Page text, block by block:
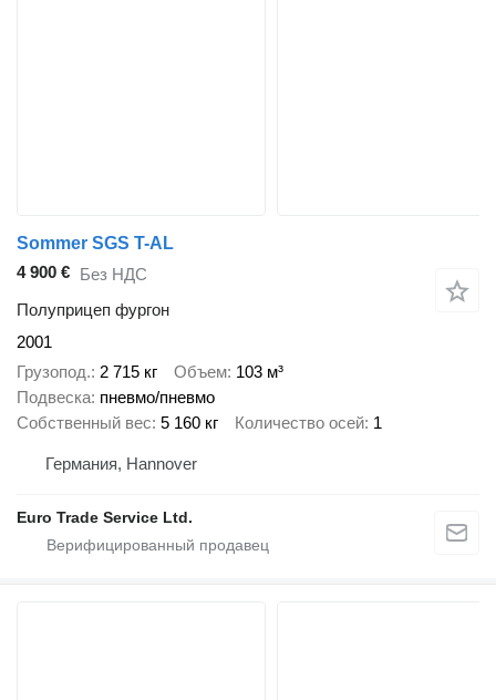
Sommer SGS T-AL
4 900 € Без НДС
Полуприцеп фургон
2001
Грузопод. 2 715 кг Объем 103 м³
Подвеска пневмо/пневмо
Собственный вес 5 160 кг Количество осей 1
Германия, Hannover
Euro Trade Service Ltd.